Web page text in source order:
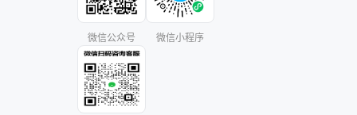
微信公众号 微信小程序